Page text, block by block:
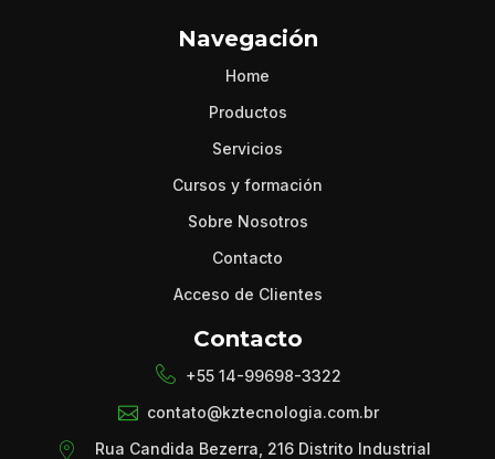
Navegación
Home
Productos
Servicios
Cursos y formación
Sobre Nosotros
Contacto
Acceso de Clientes
Contacto
+55 14-99698-3322
contato@kztecnologia.com.br
Rua Candida Bezerra, 216 Distrito Industrial